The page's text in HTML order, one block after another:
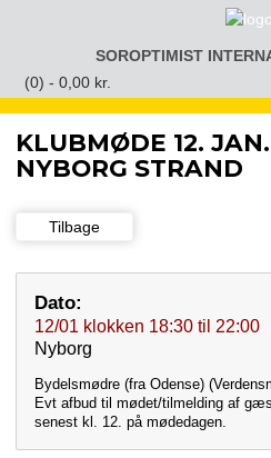
SOROPTIMIST
(0) - 0,00 kr.
KLUBMØDE 12.
NYBORG STRAND
Tilbage
Dato:
12/01 klokken 18:30 til 22:00
Nyborg
Bydelsmødre (fra Odense)
Evt afbud til mødet/tilmelding af
senest kl. 12. på mødedagen.